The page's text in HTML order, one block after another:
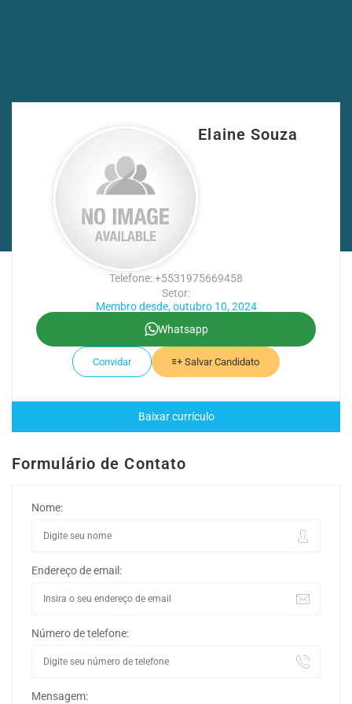
Elaine Souza
Telefone: +5531975669458
Setor:
Membro desde, outubro 10, 2024
Whatsapp
Convidar Salvar Candidato
Baixar currículo
Formulário de Contato
Nome:
Endereço de email:
Número de telefone:
Mensagem: